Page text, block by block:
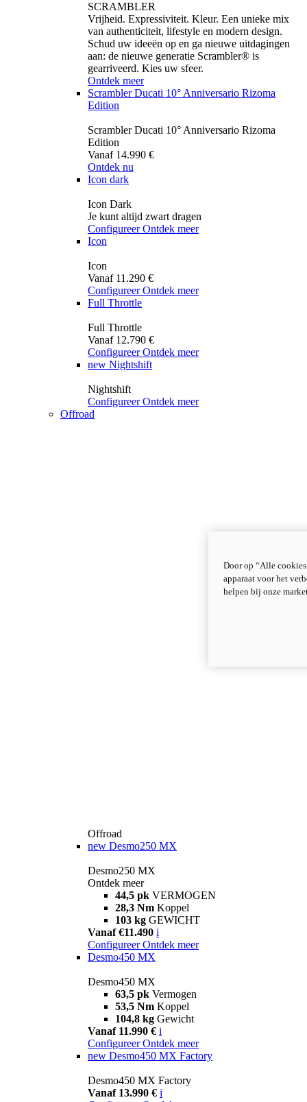
SCRAMBLER
Vrijheid. Expressiviteit. Kleur. Een unieke mix
van authenticiteit, lifestyle en modern design.
Schud uw ideeën op en ga nieuwe uitdagingen
aan: de nieuwe generatie Scrambler® is
gearriveerd. Kies uw sfeer.
Ontdek meer
Scrambler Ducati 10° Anniversario Rizoma
Edition
Scrambler Ducati 10° Anniversario Rizoma
Edition
Vanaf 14.990 €
Ontdek nu
Icon dark
Icon Dark
Je kunt altijd zwart dragen
Configureer Ontdek meer
Icon
Icon
Vanaf 11.290 €
Configureer Ontdek meer
Full Throttle
Full Throttle
Vanaf 12.790 €
Configureer Ontdek meer
new Nightshift
Nightshift
Configureer Ontdek meer
Offroad
Offroad
new Desmo250 MX
Desmo250 MX
Ontdek meer
44,5 pk VERMOGEN
28,3 Nm Koppel
103 kg GEWICHT
Vanaf €11.490 i
Configureer Ontdek meer
Desmo450 MX
Desmo450 MX
63,5 pk Vermogen
53,5 Nm Koppel
104,8 kg Gewicht
Vanaf 11.990 € i
Configureer Ontdek meer
new Desmo450 MX Factory
Desmo450 MX Factory
Vanaf 13.990 € i
Door op “Alle
apparaat voor het
helpen bij onze